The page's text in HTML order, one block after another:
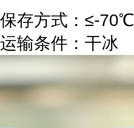
保存方式：≤-70℃
运输条件：干冰